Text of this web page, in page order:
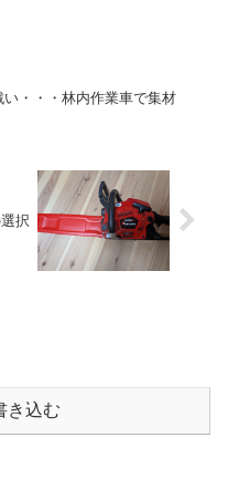
い・・・林内作業車で集材
択
き込む